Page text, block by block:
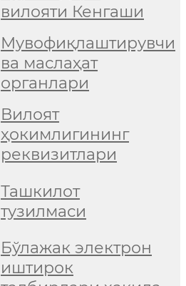
вилояти Кенгаши
Мувофиқлаштирувчи
ва маслаҳат
органлари
Вилоят
ҳокимлигининг
реквизитлари
Ташкилот
тузилмаси
Бўлажак электрон
иштирок